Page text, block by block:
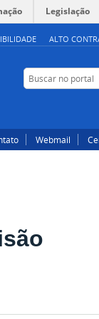
ALTO
Legislação
Buscar no portal
Webmail